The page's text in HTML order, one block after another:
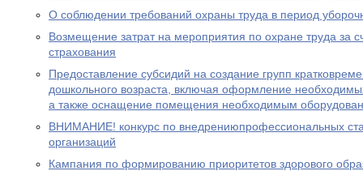
О соблюдении требований охраны труда в период
Возмещение затрат на мероприятия по охране труда за
страхования
Предоставление субсидий на создание групп
дошкольного возраста, включая оформление
а также оснащение помещения необходимым
ВНИМАНИЕ! конкурс по внедрениюпрофессиональных
организаций
Кампания по формированию приоритетов здорового